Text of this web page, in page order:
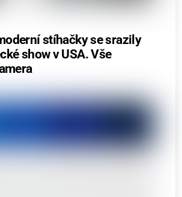
stíhačky se srazily
show v USA. Vše